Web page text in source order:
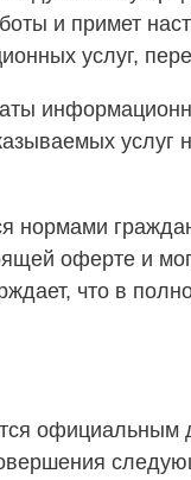
и примет
услуг,
услуг
оферте и
что в
официальным